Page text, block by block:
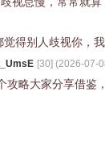
觉得别人歧视你，
[30] (2026-07-
攻略大家分享借鉴